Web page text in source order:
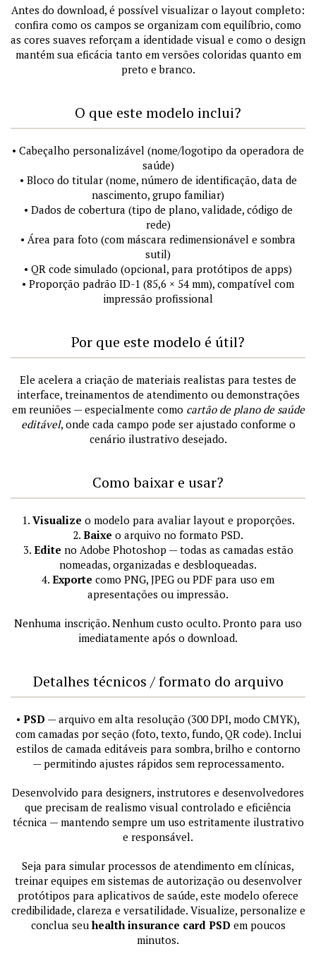
Antes do download, é possível visualizar o layout completo:
confira como os campos se organizam com equilíbrio, como
as cores suaves reforçam a identidade visual e como o design
mantém sua eficácia tanto em versões coloridas quanto em
preto e branco.
O que este modelo inclui?
• Cabeçalho personalizável (nome/logotipo da operadora de
saúde)
• Bloco do titular (nome, número de identificação, data de
nascimento, grupo familiar)
• Dados de cobertura (tipo de plano, validade, código de
rede)
• Área para foto (com máscara redimensionável e sombra
sutil)
• QR code simulado (opcional, para protótipos de apps)
• Proporção padrão ID-1 (85,6 × 54 mm), compatível com
impressão profissional
Por que este modelo é útil?
Ele acelera a criação de materiais realistas para testes de
interface, treinamentos de atendimento ou demonstrações
em reuniões — especialmente como cartão de plano de saúde
editável, onde cada campo pode ser ajustado conforme o
cenário ilustrativo desejado.
Como baixar e usar?
1. Visualize o modelo para avaliar layout e proporções.
2. Baixe o arquivo no formato PSD.
3. Edite no Adobe Photoshop — todas as camadas estão
nomeadas, organizadas e desbloqueadas.
4. Exporte como PNG, JPEG ou PDF para uso em
apresentações ou impressão.
Nenhuma inscrição. Nenhum custo oculto. Pronto para uso
imediatamente após o download.
Detalhes técnicos / formato do arquivo
• PSD — arquivo em alta resolução (300 DPI, modo CMYK),
com camadas por seção (foto, texto, fundo, QR code). Inclui
estilos de camada editáveis para sombra, brilho e contorno
— permitindo ajustes rápidos sem reprocessamento.
Desenvolvido para designers, instrutores e desenvolvedores
que precisam de realismo visual controlado e eficiência
técnica — mantendo sempre um uso estritamente ilustrativo
e responsável.
Seja para simular processos de atendimento em clínicas,
treinar equipes em sistemas de autorização ou desenvolver
protótipos para aplicativos de saúde, este modelo oferece
credibilidade, clareza e versatilidade. Visualize, personalize e
conclua seu health insurance card PSD em poucos
minutos.